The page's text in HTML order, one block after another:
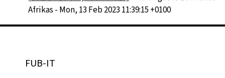
Afrikas - Mon, 13 Feb 2023 11:39:15 +0100
FUB-IT